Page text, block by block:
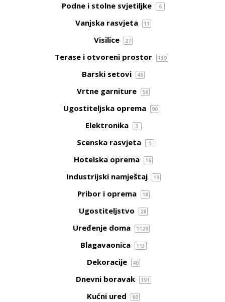
Podne i stolne svjetiljke 6
Vanjska rasvjeta 11
Visilice 27
Terase i otvoreni prostor 139
Barski setovi 46
Vrtne garniture 56
Ugostiteljska oprema 90
Elektronika 3
Scenska rasvjeta 1
Hotelska oprema 16
Industrijski namještaj 19
Pribor i oprema 18
Ugostiteljstvo 28
Uređenje doma 1120
Blagavaonica 113
Dekoracije 40
Dnevni boravak 191
Kućni ured 60